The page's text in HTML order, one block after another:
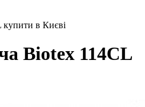
в Києві
Biotex 114CL